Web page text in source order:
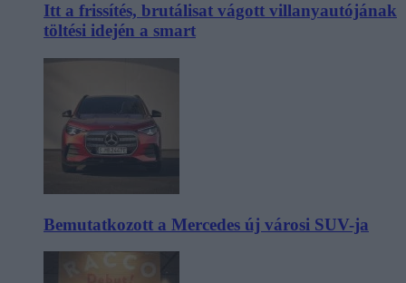
Itt a frissítés, brutálisat vágott villanyautójának
töltési idején a smart
Bemutatkozott a Mercedes új városi SUV-ja